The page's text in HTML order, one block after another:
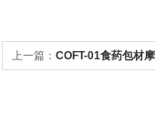
上一篇： COFT-01食药包材